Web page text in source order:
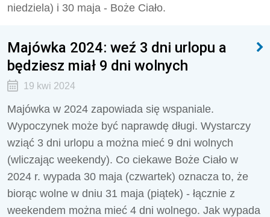
niedziela) i 30 maja - Boże Ciało.
Majówka 2024: weź 3 dni urlopu a
będziesz miał 9 dni wolnych
19 kwi 2024
Majówka w 2024 zapowiada się wspaniale.
Wypoczynek może być naprawdę długi. Wystarczy
wziąć 3 dni urlopu a można mieć 9 dni wolnych
(wliczając weekendy). Co ciekawe Boże Ciało w
2024 r. wypada 30 maja (czwartek) oznacza to, że
biorąc wolne w dniu 31 maja (piątek) - łącznie z
weekendem można mieć 4 dni wolnego. Jak wypada